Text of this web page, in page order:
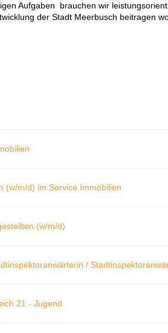
Aufgaben brauchen wir
der Stadt Meerbusch beitragen
(w/m/d) im Service Immobilien
(w/m/d)
/
21 - Jugend